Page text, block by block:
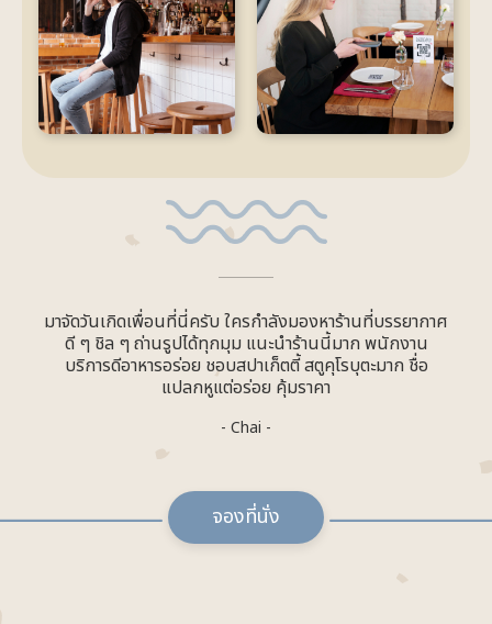
มาจัดวันเกิดเพื่อนที่นี่ครับ ใครกำลังมองหาร้านที่บรรยากาศ
ดี ๆ ชิล ๆ ถ่านรูปได้ทุกมุม แนะนำร้านนี้มาก พนักงาน
บริการดีอาหารอร่อย ชอบสปาเก็ตตี้ สตูคุโรบุตะมาก ชื่อ
แปลกหูแต่อร่อย คุ้มราคา
- Chai -
จองที่นั่ง